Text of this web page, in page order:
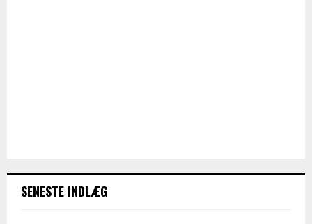
SENESTE INDLÆG